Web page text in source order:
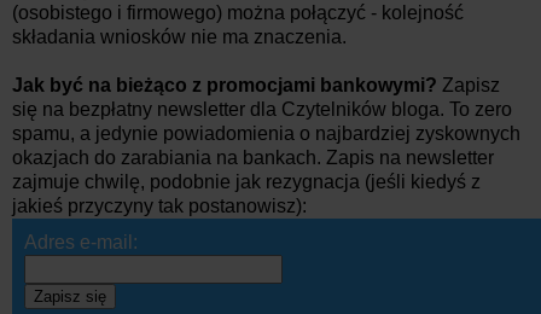
(osobistego i firmowego) można połączyć - kolejność
składania wniosków nie ma znaczenia.
Jak być na bieżąco z promocjami bankowymi? Zapisz
się na bezpłatny newsletter dla Czytelników bloga. To zero
spamu, a jedynie powiadomienia o najbardziej zyskownych
okazjach do zarabiania na bankach. Zapis na newsletter
zajmuje chwilę, podobnie jak rezygnacja (jeśli kiedyś z
jakieś przyczyny tak postanowisz):
Adres e-mail:
Zapisz się